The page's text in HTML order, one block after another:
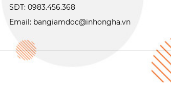
SĐT: 0983.456.368
Email: bangiamdoc@inhongha.vn